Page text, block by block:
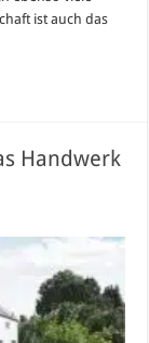
ist auch das
Handwerk